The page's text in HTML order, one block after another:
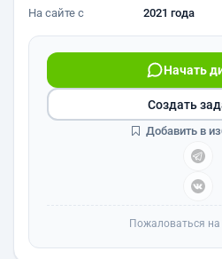
На сайте с
2021 года
Начать
Создать
Добавить в
Пожаловаться